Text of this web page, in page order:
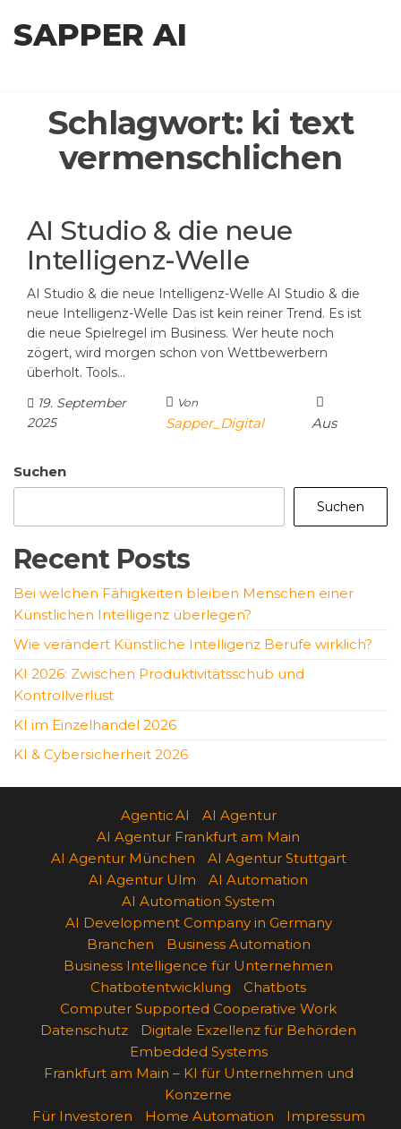
Inhalt
SAPPER AI
Schlagwort: ki text
vermenschlichen
AI Studio & die neue
Intelligenz-Welle
AI Studio & die neue Intelligenz-Welle AI Studio & die
neue Intelligenz-Welle Das ist kein reiner Trend. Es ist
die neue Spielregel im Business. Wer heute noch
zögert, wird morgen schon von Wettbewerbern
überholt. Tools…
19. September
2025
Von
Sapper_Digital Aus
Suchen
Suchen
Recent Posts
Bei welchen Fähigkeiten bleiben Menschen einer
Künstlichen Intelligenz überlegen?
Wie verändert Künstliche Intelligenz Berufe wirklich?
KI 2026: Zwischen Produktivitätsschub und
Kontrollverlust
KI im Einzelhandel 2026
KI & Cybersicherheit 2026
Agentic AI
AI Agentur
AI Agentur Frankfurt am Main
AI Agentur München
AI Agentur Stuttgart
AI Agentur Ulm
AI Automation
AI Automation System
AI Development Company in Germany
Branchen
Business Automation
Business Intelligence für Unternehmen
Chatbotentwicklung
Chatbots
Computer Supported Cooperative Work
Datenschutz
Digitale Exzellenz für Behörden
Embedded Systems
Frankfurt am Main – KI für Unternehmen und
Konzerne
Für Investoren
Home Automation
Impressum